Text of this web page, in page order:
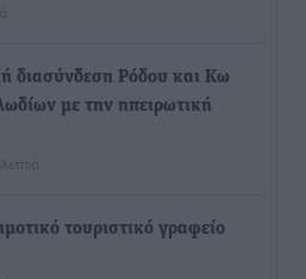
διασύνδεση Ρόδου και Κω
με την ηπειρωτική
τουριστικό γραφείο